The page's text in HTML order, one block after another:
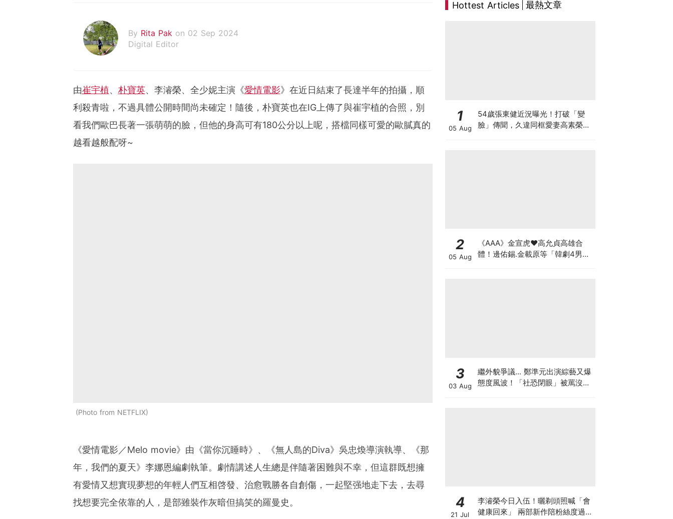
By Rita Pak on 02 Sep 2024
Digital Editor
由崔宇植、 朴寶英、李濬榮、全少妮主演《愛情電影》在近日結束了長達半年的拍攝，順
利殺青啦，不過具體公開時間尚未確定！隨後，朴寶英也在IG上傳了與崔宇植的合照，別
看我們歐巴長著一張萌萌的臉，但他的身高可有180公分以上呢，搭檔同樣可愛的歐膩真的
越看越般配呀~
Photo from NETFLIX
《愛情電影／Melo movie》由《當你沉睡時》、《無人島的Diva》吳忠煥導演執導、《那
年，我們的夏天》李娜恩編劇執筆。劇情講述人生總是伴隨著困難與不幸，但這群既想擁
有愛情又想實現夢想的年輕人們互相啓發、治愈戰勝各自創傷，一起堅强地走下去，去尋
找想要完全依靠的人，是部雖裝作灰暗但搞笑的羅曼史。
Hottest Articles 最熱文章
1
05 Aug
54歲張東健近況曝光！打破「變
臉」傳聞，久違同框愛妻高素榮甜
2
05 Aug
《AAA》金宣虎♥高允貞高雄合
體！邊佑錫.金載原等「韓劇4男
3
03 Aug
繼外貌爭議... 鄭準元出演綜藝又爆
態度風波！「社恐閉眼」被罵沒誠
4
21 Jul
李濬榮今日入伍！曬剃頭照喊「會
健康回來」 兩部新作陪粉絲度過軍